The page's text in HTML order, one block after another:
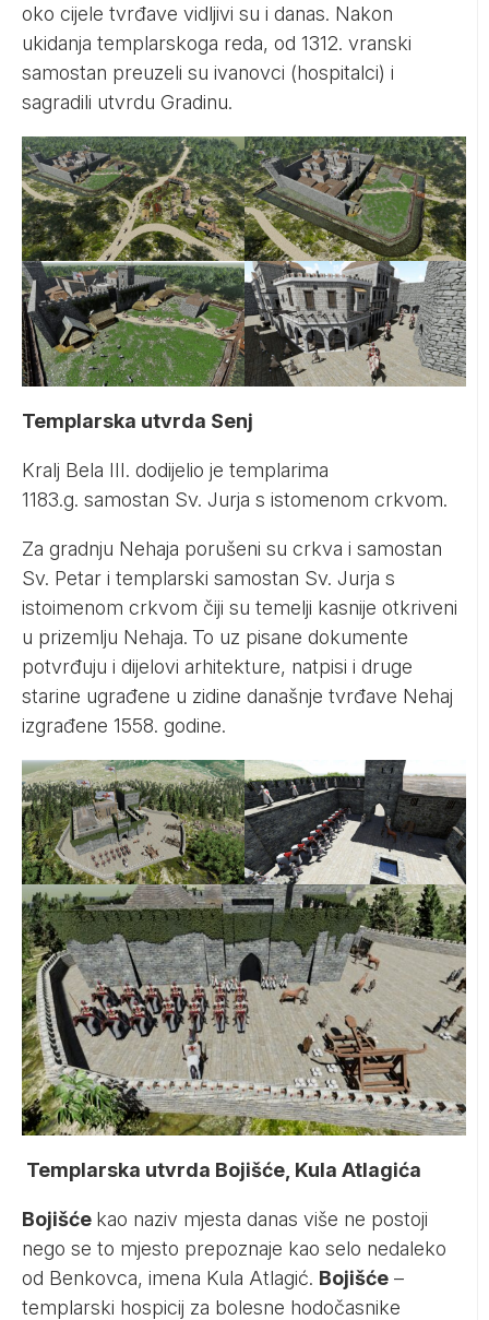
oko cijele tvrđave vidljivi su i danas. Nakon
ukidanja templarskoga reda, od 1312. vranski
samostan preuzeli su ivanovci (hospitalci) i
sagradili utvrdu Gradinu.
Templarska utvrda Senj
Kralj Bela III. dodijelio je templarima
1183.g. samostan Sv. Jurja s istomenom crkvom.
Za gradnju Nehaja porušeni su crkva i samostan
Sv. Petar i templarski samostan Sv. Jurja s
istoimenom crkvom čiji su temelji kasnije otkriveni
u prizemlju Nehaja. To uz pisane dokumente
potvrđuju i dijelovi arhitekture, natpisi i druge
starine ugrađene u zidine današnje tvrđave Nehaj
izgrađene 1558. godine.
Templarska utvrda Bojišće, Kula Atlagića
Bojišće kao naziv mjesta danas više ne postoji
nego se to mjesto prepoznaje kao selo nedaleko
od Benkovca, imena Kula Atlagić. Bojišće –
templarski hospicij za bolesne hodočasnike